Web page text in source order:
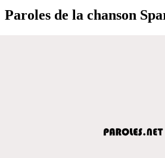
Paroles de la chanson